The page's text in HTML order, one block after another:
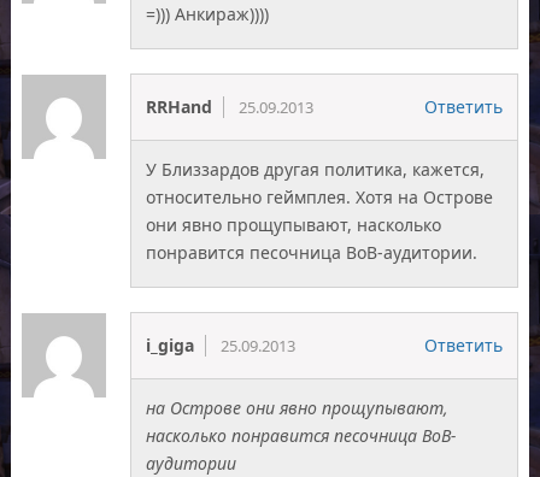
=))) Анкираж))))
RRHand 25.09.2013 Ответить
У Близзардов другая политика, кажется,
относительно геймплея. Хотя на Острове
они явно прощупывают, насколько
понравится песочница ВоВ-аудитории.
i_giga 25.09.2013 Ответить
на Острове они явно прощупывают,
насколько понравится песочница ВоВ-
аудитории